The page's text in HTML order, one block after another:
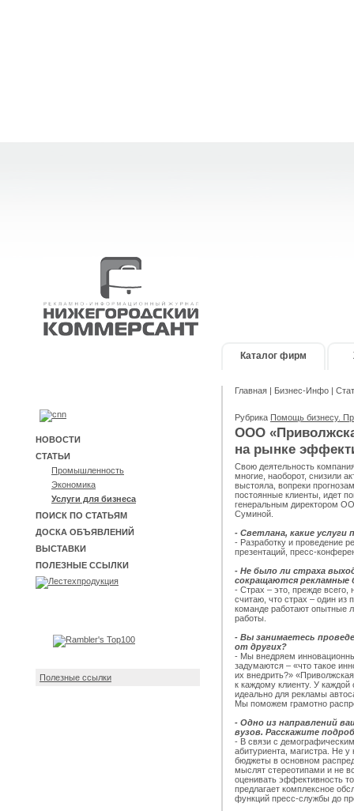
Каталог фирм
НОВОСТИ
СТАТЬИ
Промышленность
Экономика
Услуги для бизнеса
ПОИСК ПО СТАТЬЯМ
ДОСКА ОБЪЯВЛЕНИЙ
ВЫСТАВКИ
ПОЛЕЗНЫЕ ССЫЛКИ
Полезные ссылки
Главная | Бизнес-Инфо |
Рубрика Помощь бизнесу.
ООО
на рынке
Свою деятельность
многие, наоборот, снизили
выстояла, вопреки
постоянные клиенты, идет
генеральным директором
Суминой.
- Светлана, какие
- Разработку и проведение
презентаций, пресс-
- Не было ли страха
сокращаются
- Страх – это, прежде всего,
считаю, что страх – один из
команде работают опытные
работы.
- Вы занимаетесь
от других?
- Мы внедряем
задумаются – «что такое
их внедрить?»
к каждому клиенту. У
идеально для рекламы
Мы поможем грамотно
- Одно из направлений
вузов. Расскажите
- В связи с
абитуриента, магистра. Не
бюджеты в основном
мыслят стереотипами и не
оценивать эффективность
предлагает комплексное
функций пресс-службы до